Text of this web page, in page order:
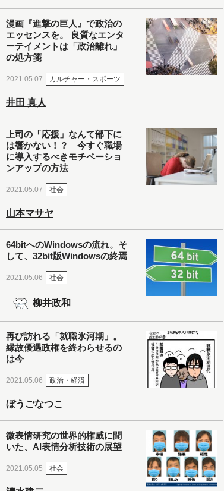
漫画『進撃の巨人』で政治の
エッセンスを。 良質なエンタ
ーテイメントは「政治離れ」
の処方箋
2021.05.07 カルチャー・スポーツ
井田 真人
上司の「応援」なんて部下に
は響かない！？ 今すぐ職場
に導入するべきモチベーショ
ンアップの方法
2021.05.07 社会
山本マサヤ
64bitへのWindowsの流れ。そ
して、32bit版Windowsの終焉
2021.05.06 社会
柳井政和
再び訪れる「就職氷河期」。
縁故優遇政権を終わらせるの
は今
2021.05.06 政治・経済
ぼうごなつこ
微表情研究の世界的権威に聞
いた、AI表情分析技術の展望
2021.05.05 社会